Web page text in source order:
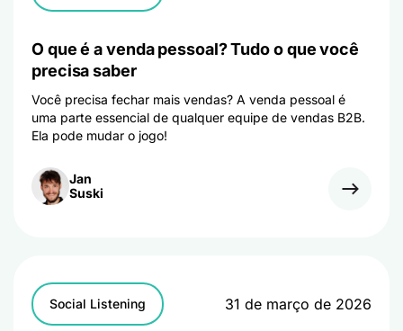
O que é a venda pessoal? Tudo o que você
precisa saber
Você precisa fechar mais vendas? A venda pessoal é
uma parte essencial de qualquer equipe de vendas B2B.
Ela pode mudar o jogo!
Jan
Suski
Social Listening 31 de março de 2026